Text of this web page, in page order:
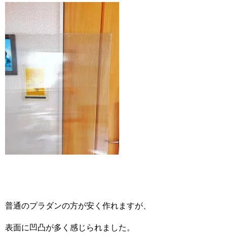
普通のプラダンの方が安く作れますが、
表面に凹凸が多く感じられました。